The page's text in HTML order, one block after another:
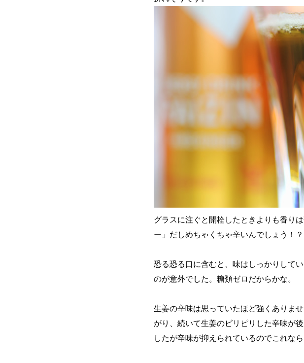
グラスに注ぐと開栓したときよりも香り
ー」だしめちゃくちゃ辛いんでしょう！
恐る恐る口に含むと、味はしっかりして
のが意外でした。糖類ゼロだからかな。
生姜の辛味は思っていたほど強くありま
がり、続いて生姜のピリピリした辛味が
したが辛味が抑えられているのでこれな